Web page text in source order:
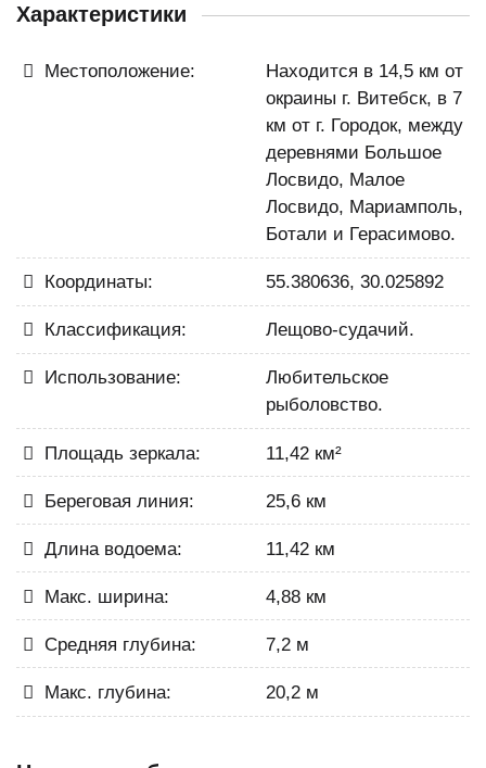
Характеристики
Местоположение:
Находится в 14,5 км от
окраины г. Витебск, в 7
км от г. Городок, между
деревнями Большое
Лосвидо, Малое
Лосвидо, Мариамполь,
Ботали и Герасимово.
Координаты: 55.380636, 30.025892
Классификация: Лещово-судачий.
Использование:
Любительское
рыболовство.
Площадь зеркала: 11,42 км²
Береговая линия: 25,6 км
Длина водоема: 11,42 км
Макс. ширина: 4,88 км
Средняя глубина: 7,2 м
Макс. глубина: 20,2 м